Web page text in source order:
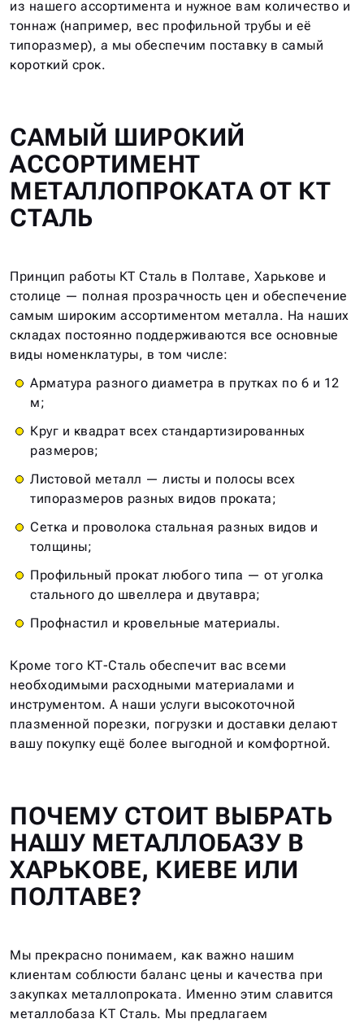
из нашего ассортимента и нужное вам количество и
тоннаж (например, вес профильной трубы и её
типоразмер), а мы обеспечим поставку в самый
короткий срок.
САМЫЙ ШИРОКИЙ
АССОРТИМЕНТ
МЕТАЛЛОПРОКАТА ОТ КТ
СТАЛЬ
Принцип работы КТ Сталь в Полтаве, Харькове и
столице — полная прозрачность цен и обеспечение
самым широким ассортиментом металла. На наших
складах постоянно поддерживаются все основные
виды номенклатуры, в том числе:
Арматура разного диаметра в прутках по 6 и 12
м;
Круг и квадрат всех стандартизированных
размеров;
Листовой металл — листы и полосы всех
типоразмеров разных видов проката;
Сетка и проволока стальная разных видов и
толщины;
Профильный прокат любого типа — от уголка
стального до швеллера и двутавра;
Профнастил и кровельные материалы.
Кроме того КТ-Сталь обеспечит вас всеми
необходимыми расходными материалами и
инструментом. А наши услуги высокоточной
плазменной порезки, погрузки и доставки делают
вашу покупку ещё более выгодной и комфортной.
ПОЧЕМУ СТОИТ ВЫБРАТЬ
НАШУ МЕТАЛЛОБАЗУ В
ХАРЬКОВЕ, КИЕВЕ ИЛИ
ПОЛТАВЕ?
Мы прекрасно понимаем, как важно нашим
клиентам соблюсти баланс цены и качества при
закупках металлопроката. Именно этим славится
металлобаза КТ Сталь. Мы предлагаем